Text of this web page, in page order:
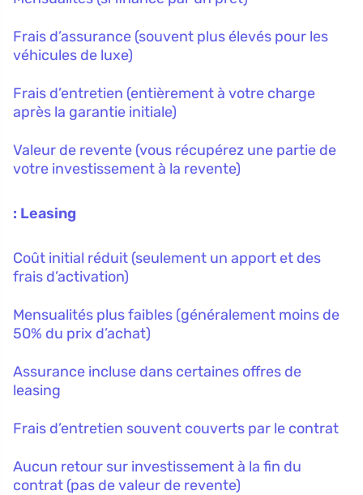
Frais d’assurance (souvent plus élevés pour les
véhicules de luxe)
Frais d’entretien (entièrement à votre charge
après la garantie initiale)
Valeur de revente (vous récupérez une partie de
votre investissement à la revente)
Leasing :
Coût initial réduit (seulement un apport et des
frais d’activation)
Mensualités plus faibles (généralement moins de
50% du prix d’achat)
Assurance incluse dans certaines offres de
leasing
Frais d’entretien souvent couverts par le contrat
Aucun retour sur investissement à la fin du
contrat (pas de valeur de revente)